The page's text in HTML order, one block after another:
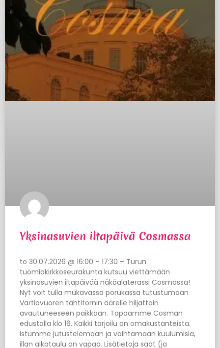
Yksinasuvien iltapäivä Cosmassa
to 30.07.2026 @ 16:00 – 17:30 – Turun
tuomiokirkkoseurakunta kutsuu viettämään
yksinasuvien iltapäivää näköalaterassi Cosmassa!
Nyt voit tulla mukavassa porukassa tutustumaan
Vartiovuoren tähtitornin äärelle hiljattain
avautuneeseen paikkaan. Tapaamme Cosman
edustalla klo 16. Kaikki tarjoilu on omakustanteista.
Istumme jutustelemaan ja vaihtamaan kuulumisia,
illan aikataulu on vapaa. Lisätietoja saat (ja